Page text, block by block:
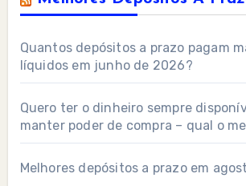
Quantos depósitos a prazo pagam
líquidos em junho de 2026?
Quero ter o dinheiro sempre
manter poder de compra – qual o
Melhores depósitos a prazo em